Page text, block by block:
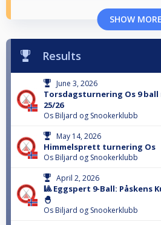
SHOW MORE
Results
June 3, 2026
Torsdagsturnering Os 9 ball
25/26
Os Biljard og Snookerklubb
May 14, 2026
Himmelsprett turnering Os
Os Biljard og Snookerklubb
April 2, 2026
🎱 Eggspert 9-Ball: Påskens
🐣
Os Biljard og Snookerklubb